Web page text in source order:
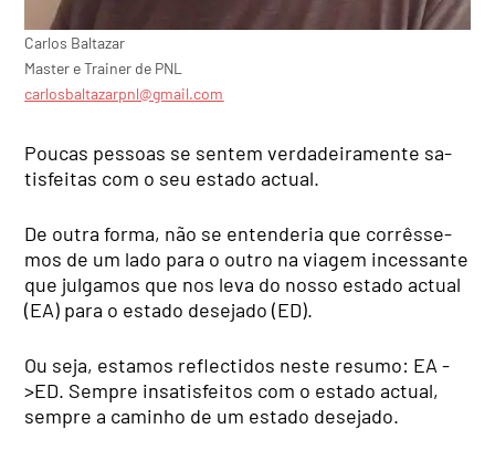
Carlos Baltazar
Master e Trainer de PNL
carlosbaltazarpnl@gmail.com
Poucas pessoas se sen­tem verdadeiramente sa­
tisfeitas com o seu estado actual.
De outra forma, não se entenderia que corrêsse­
mos de um lado para o outro na viagem inces­sante
que julgamos que nos leva do nosso estado actual
(EA) para o estado desejado (ED).
Ou seja, estamos reflectidos neste resumo: EA -
>ED. Sempre insatisfeitos com o estado actual,
sempre a caminho de um estado desejado.